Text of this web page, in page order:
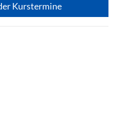
Kurstermine